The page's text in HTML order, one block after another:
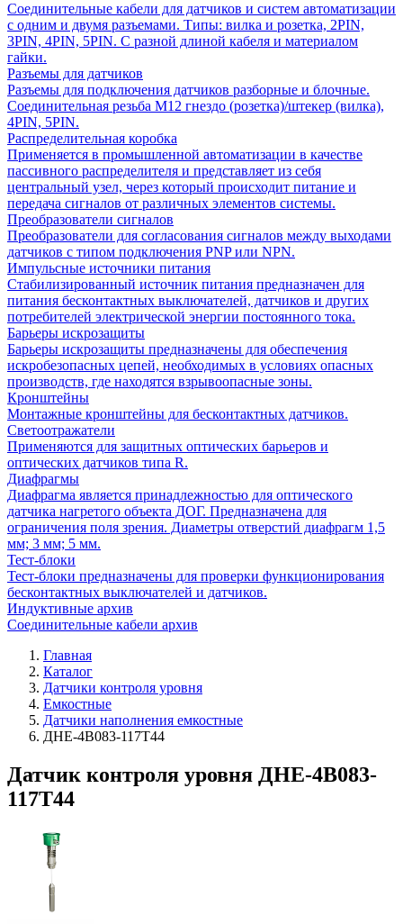
Соединительные кабели для датчиков и систем автоматизации
с одним и двумя разъемами. Типы: вилка и розетка, 2PIN,
3PIN, 4PIN, 5PIN. С разной длиной кабеля и материалом
гайки.
Разъемы для датчиков
Разъемы для подключения датчиков разборные и блочные.
Соединительная резьба М12 гнездо (розетка)/штекер (вилка),
4PIN, 5PIN.
Распределительная коробка
Применяется в промышленной автоматизации в качестве
пассивного распределителя и представляет из себя
центральный узел, через который происходит питание и
передача сигналов от различных элементов системы.
Преобразователи сигналов
Преобразователи для согласования сигналов между выходами
датчиков с типом подключения PNP или NPN.
Импульсные источники питания
Стабилизированный источник питания предназначен для
питания бесконтактных выключателей, датчиков и других
потребителей электрической энергии постоянного тока.
Барьеры искрозащиты
Барьеры искрозащиты предназначены для обеспечения
искробезопасных цепей, необходимых в условиях опасных
производств, где находятся взрывоопасные зоны.
Кронштейны
Монтажные кронштейны для бесконтактных датчиков.
Светоотражатели
Применяются для защитных оптических барьеров и
оптических датчиков типа R.
Диафрагмы
Диафрагма является принадлежностью для оптического
датчика нагретого объекта ДОГ. Предназначена для
ограничения поля зрения. Диаметры отверстий диафрагм 1,5
мм; 3 мм; 5 мм.
Тест-блоки
Тест-блоки предназначены для проверки функционирования
бесконтактных выключателей и датчиков.
Индуктивные архив
Соединительные кабели архив
Главная
Каталог
Датчики контроля уровня
Емкостные
Датчики наполнения емкостные
ДНЕ-4В083-117Т44
Датчик контроля уровня ДНЕ-4В083-
117Т44